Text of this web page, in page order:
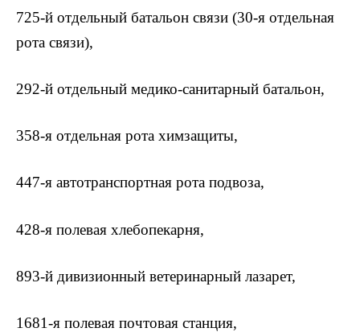
725-й отдельный батальон связи (30-я отдельная
рота связи),
292-й отдельный медико-санитарный батальон,
358-я отдельная рота химзащиты,
447-я автотранспортная рота подвоза,
428-я полевая хлебопекарня,
893-й дивизионный ветеринарный лазарет,
1681-я полевая почтовая станция,